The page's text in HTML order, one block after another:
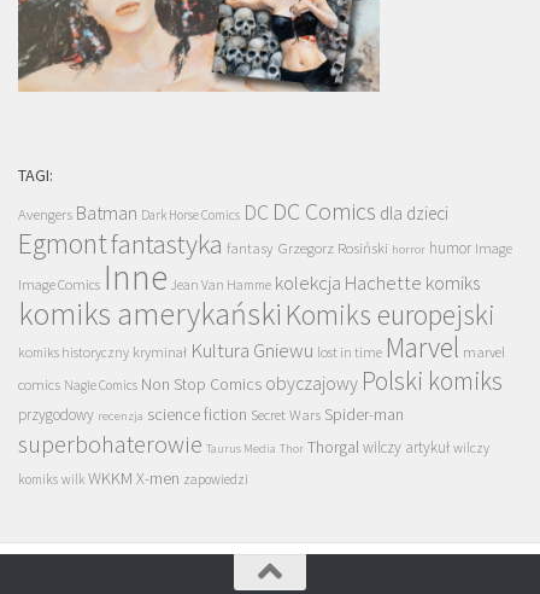
TAGI:
Avengers Batman Dark Horse Comics DC DC Comics dla dzieci
Egmontfantastyka fantasy Grzegorz Rosiński horror humor Image
Image Comics Inne Jean Van Hamme kolekcja Hachette komiks
komiks amerykański Komiks europejski
komiks historyczny kryminał Kultura Gniewu lost in time Marvel marvel
comics Nagle Comics Non Stop Comics obyczajowy Polski komiks
przygodowy recenzja science fiction Secret Wars Spider-man
superbohaterowie Taurus Media Thor Thorgalwilczy artykuł wilczy
komiks wilk WKKM X-men zapowiedzi